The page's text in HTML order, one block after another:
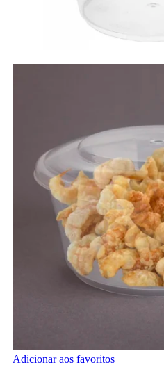
Adicionar aos favoritos